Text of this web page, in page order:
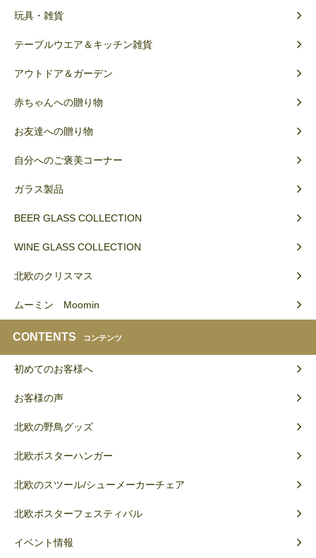
玩具・雑貨
テーブルウエア＆キッチン雑貨
アウトドア＆ガーデン
赤ちゃんへの贈り物
お友達への贈り物
自分へのご褒美コーナー
ガラス製品
BEER GLASS COLLECTION
WINE GLASS COLLECTION
北欧のクリスマス
ムーミン Moomin
CONTENTS コンテンツ
初めてのお客様へ
お客様の声
北欧の野鳥グッズ
北欧ポスターハンガー
北欧のスツール/シューメーカーチェア
北欧ポスターフェスティバル
イベント情報